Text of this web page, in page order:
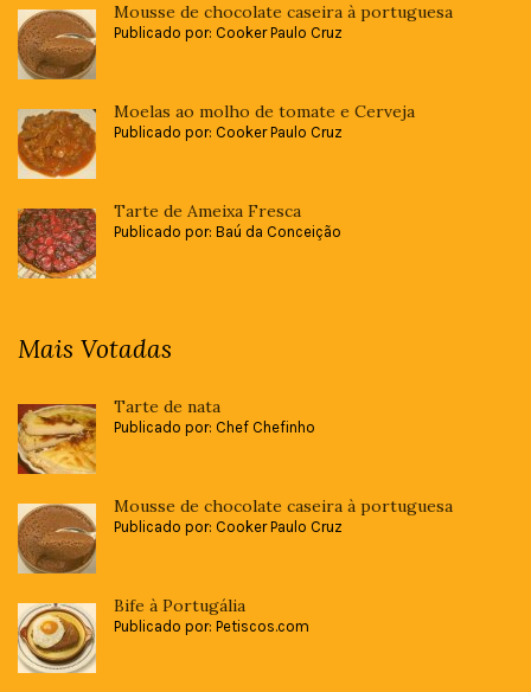
Mousse de chocolate caseira à portuguesa
Publicado por: Cooker Paulo Cruz
Moelas ao molho de tomate e Cerveja
Publicado por: Cooker Paulo Cruz
Tarte de Ameixa Fresca
Publicado por: Baú da Conceição
Mais Votadas
Tarte de nata
Publicado por: Chef Chefinho
Mousse de chocolate caseira à portuguesa
Publicado por: Cooker Paulo Cruz
Bife à Portugália
Publicado por: Petiscos.com